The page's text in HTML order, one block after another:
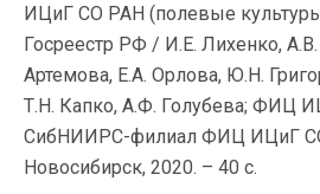
ИЦиГ СО РАН (полевые
Госреестр РФ / И.Е. Лихенко, А.В.
Артемова, Е.А. Орлова, Ю.Н.
Т.Н. Капко, А.Ф. Голубева; ФИЦ
СибНИИРС-филиал ФИЦ ИЦиГ
Новосибирск, 2020. – 40 с.